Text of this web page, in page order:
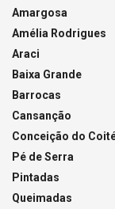
Amargosa
Amélia Rodrigues
Araci
Baixa Grande
Barrocas
Cansanção
Conceição do
Pé de Serra
Pintadas
Queimadas